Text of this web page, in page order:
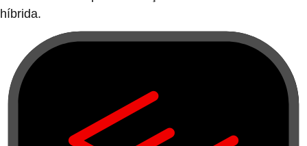
híbrida.